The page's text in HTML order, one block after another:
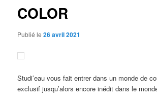
COLOR
Publié le26 avril 2021
Studi’eau vous fait entrer dans un monde de
exclusif jusqu’alors encore inédit dans le